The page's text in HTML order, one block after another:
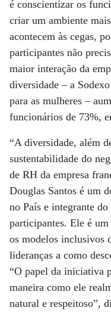
é conscientizar os
criar um ambiente
acontecem às cegas,
participantes não
maior interação da
diversidade – a
para as mulheres –
funcionários de 73%,
“A diversidade, além
sustentabilidade do
de RH da empresa
Douglas Santos é um
no País e integrante
participantes. Ele é
os modelos inclusivos
lideranças a como
“O papel da iniciativa
maneira como ele
natural e respeitoso”,